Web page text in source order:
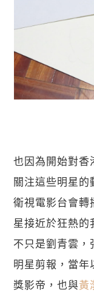
也因為開始對香
關注這些明星
衛視電影台會轉
星接近於狂熱的
不只是劉青雲
明星剪報，當年
獎影帝，也與黃